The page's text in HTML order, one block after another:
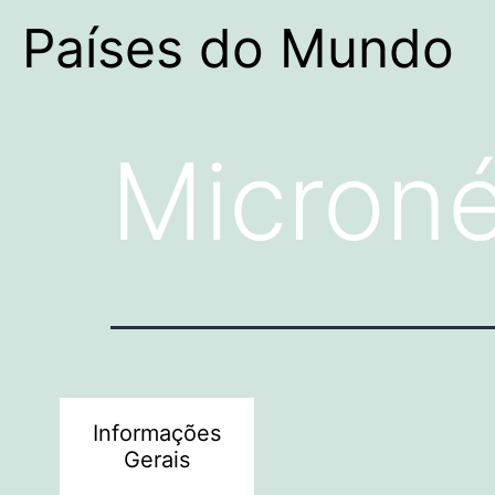
Países do Mundo
Informações
Gerais